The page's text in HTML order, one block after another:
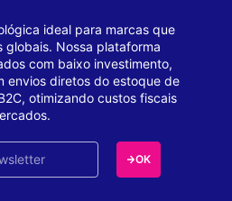
ideal para marcas que
globais. Nossa plataforma
com baixo investimento,
envios diretos do estoque de
otimizando custos fiscais
OK